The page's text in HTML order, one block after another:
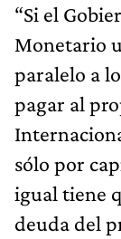
“Si el
Monetario
paralelo a
pagar al
sólo por
igual tiene
deuda del